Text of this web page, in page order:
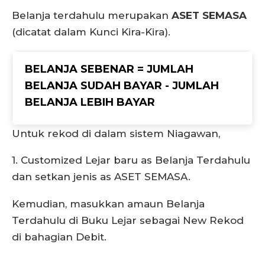
Belanja terdahulu merupakan ASET SEMASA
(dicatat dalam Kunci Kira-Kira).
BELANJA SEBENAR = JUMLAH
BELANJA SUDAH BAYAR - JUMLAH
BELANJA LEBIH BAYAR
Untuk rekod di dalam sistem Niagawan,
1. Customized Lejar baru as Belanja Terdahulu
dan setkan jenis as ASET SEMASA.
Kemudian, masukkan amaun Belanja
Terdahulu di Buku Lejar sebagai New Rekod
di bahagian Debit.